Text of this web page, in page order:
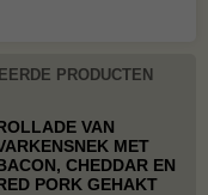
PRODUCTEN
VAN
MET
CHEDDAR EN
PORK GEHAKT